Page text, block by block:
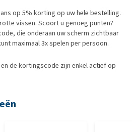
op 5% korting op uw hele bestelling.
vissen. Scoort u genoeg punten?
die onderaan uw scherm zichtbaar
maximaal 3x spelen per persoon.
de kortingscode zijn enkel actief op